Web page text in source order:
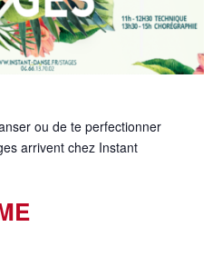
ou de te perfectionner
arrivent chez Instant